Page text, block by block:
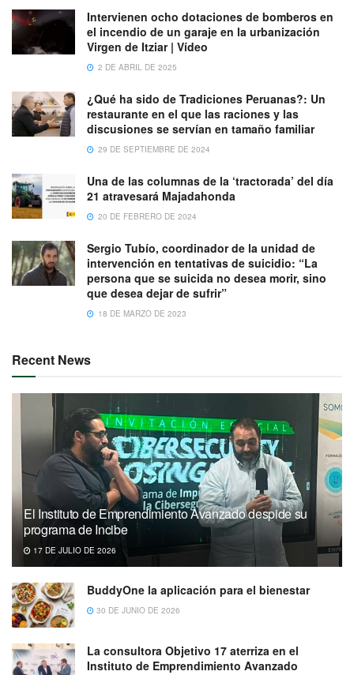
Intervienen ocho dotaciones de bomberos en
el incendio de un garaje en la urbanización
Virgen de Itziar | Vídeo
2 DE ABRIL DE 2025
¿Qué ha sido de Tradiciones Peruanas?: Un
restaurante en el que las raciones y las
discusiones se servían en tamaño familiar
29 DE SEPTIEMBRE DE 2024
Una de las columnas de la ‘tractorada’ del día
21 atravesará Majadahonda
20 DE FEBRERO DE 2024
Sergio Tubío, coordinador de la unidad de
intervención en tentativas de suicidio: “La
persona que se suicida no desea morir, sino
que desea dejar de sufrir”
18 DE MARZO DE 2023
Recent News
El Instituto de Emprendimiento Avanzado despide su
programa de Incibe
17 DE JULIO DE 2026
BuddyOne la aplicación para el bienestar
30 DE JUNIO DE 2026
La consultora Objetivo 17 aterriza en el
Instituto de Emprendimiento Avanzado